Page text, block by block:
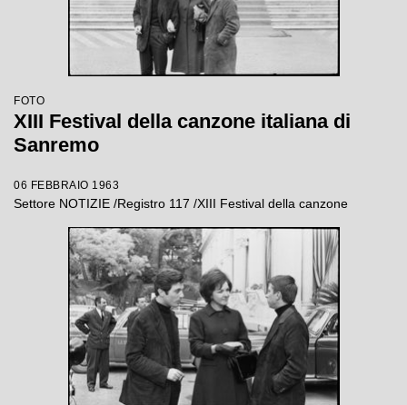
FOTO
XIII Festival della canzone italiana di
Sanremo
06 FEBBRAIO 1963
Settore NOTIZIE /Registro 117 /XIII Festival della canzone